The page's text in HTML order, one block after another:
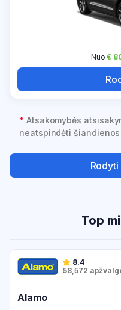
Nuo€
* Atsakomybės
neatspindėti
Top
8.4
58,572
Alamo